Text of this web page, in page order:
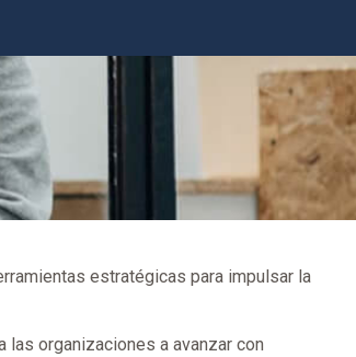
estratégicas para impulsar la
las organizaciones a avanzar con